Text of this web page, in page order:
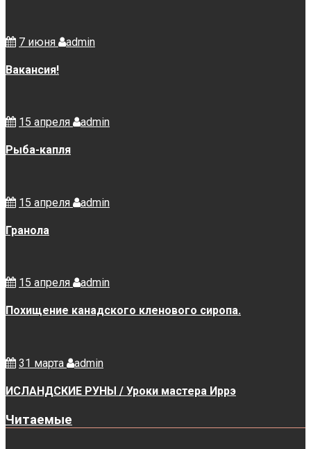
7 июня admin
Вакансия!
15 апреля admin
Рыба-капля
15 апреля admin
Гранола
15 апреля admin
Похищение канадского кленового сиропа.
31 марта admin
ИСЛАНДСКИЕ РУНЫ / Уроки мастера Иррэ
Читаемые